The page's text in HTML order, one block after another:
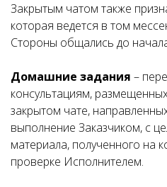
Закрытым чатом также
которая ведется в том
Стороны общались до начала
Домашние задания –
консультациям,
закрытом чате,
выполнение Заказчиком, с
материала, полученного на
проверке Исполнителем.